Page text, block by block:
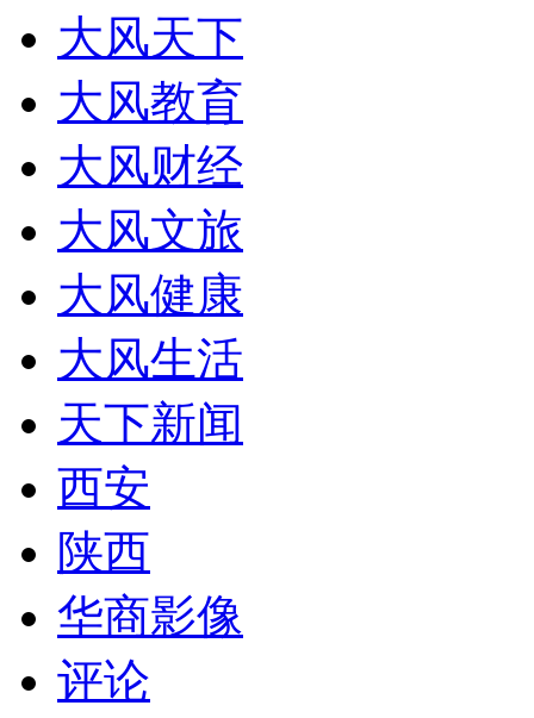
大风天下
大风教育
大风财经
大风文旅
大风健康
大风生活
天下新闻
西安
陕西
华商影像
评论